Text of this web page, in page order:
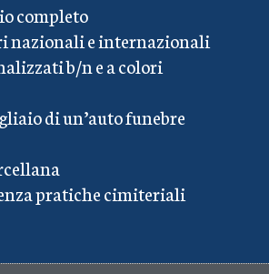
completo
nazionali e internazionali
b/n e a colori
di un’auto funebre
pratiche cimiteriali